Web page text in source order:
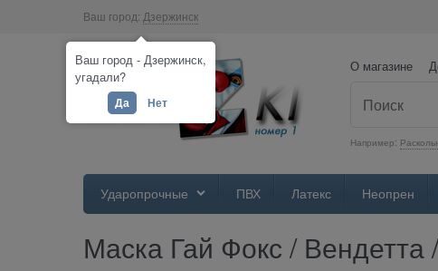
Ваш город: Дзержинск
О магазине
Например:
Ударопрочные ПВХ Латекс Неопрен
Маска Гай Фокс / Вендетта
Ваш город - Дзержинск,
угадали?
Да Нет